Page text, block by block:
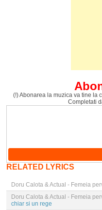
(!) Abonarea la muzica va tine la
Completati
RELATED LYRICS
Doru Calota & Actual - Femeia
Doru Calota & Actual - Femeia
chiar si un rege